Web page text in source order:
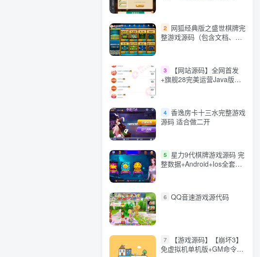
2
网狐经典版之盛世棋牌完
整游戏源码（包含文档、架
3
【网站源码】全网首发
+旗舰28完美运营Java版高
4 香逸房卡十三水完整游戏
源码 适合做二开
5
星力9代棋牌游戏源码 完
整数据+Android+Ios全套
6 QQ音速游戏源代码
7
【游戏源码】【崩坏3】
免虚拟机单机版+GM命令